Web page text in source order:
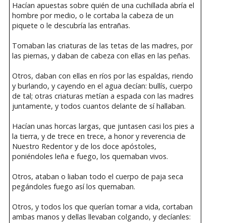
Hacían apuestas sobre quién de una cuchillada abría el
hombre por medio, o le cortaba la cabeza de un
piquete o le descubría las entrañas.
Tomaban las criaturas de las tetas de las madres, por
las piernas, y daban de cabeza con ellas en las peñas.
Otros, daban con ellas en ríos por las espaldas, riendo
y burlando, y cayendo en el agua decían: bullís, cuerpo
de tal; otras criaturas metían a espada con las madres
juntamente, y todos cuantos delante de sí hallaban.
Hacían unas horcas largas, que juntasen casi los pies a
la tierra, y de trece en trece, a honor y reverencia de
Nuestro Redentor y de los doce apóstoles,
poniéndoles leña e fuego, los quemaban vivos.
Otros, ataban o liaban todo el cuerpo de paja seca
pegándoles fuego así los quemaban.
Otros, y todos los que querían tomar a vida, cortaban
ambas manos y dellas llevaban colgando, y decíanles: